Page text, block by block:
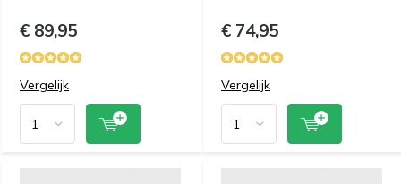
€ 89,95
Vergelijk
€ 74,95
Vergelijk